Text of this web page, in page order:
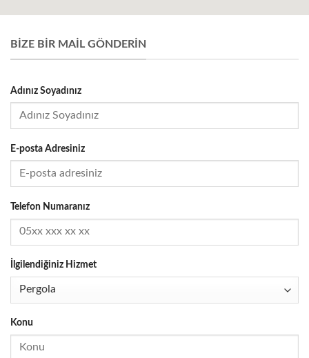
BIZE BIR MAIL GÖNDERIN
Adınız Soyadınız
E-posta Adresiniz
Telefon Numaranız
İlgilendiğiniz Hizmet
Konu